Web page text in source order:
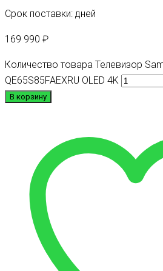
Срок поставки: дней
169 990 ₽
Количество товара Телевизор
QE65S85FAEXRU OLED 4K
В корзину